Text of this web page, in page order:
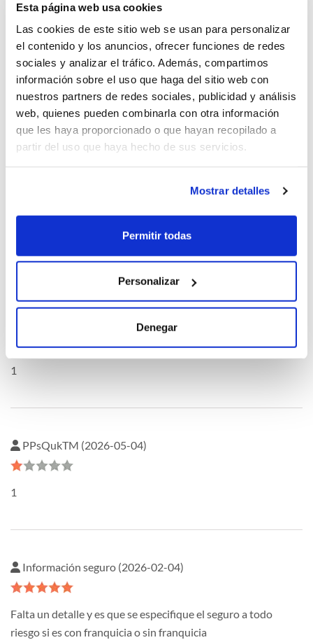
Esta página web usa cookies
Las cookies de este sitio web se usan para personalizar
el contenido y los anuncios, ofrecer funciones de redes
sociales y analizar el tráfico. Además, compartimos
información sobre el uso que haga del sitio web con
nuestros partners de redes sociales, publicidad y análisis
web, quienes pueden combinarla con otra información
que les haya proporcionado o que hayan recopilado a
partir del uso que haya hecho de sus servicios.
Mostrar detalles
Permitir todas
Personalizar
Denegar
1*973*968*0
oQHnWnkU (2026-05-04)
DNHgzm0w
oQHnWnkU (2026-05-04)
1
PPsQukTM (2026-05-04)
1
Información seguro (2026-02-04)
Falta un detalle y es que se especifique el seguro a todo
riesgo si es con franquicia o sin franquicia